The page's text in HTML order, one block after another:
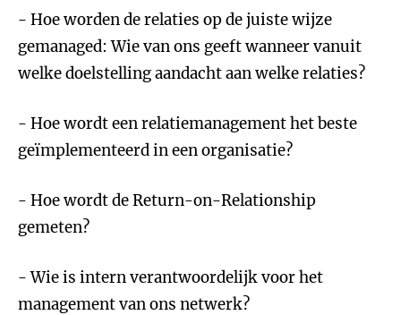
- Hoe worden de relaties op de juiste wijze
gemanaged: Wie van ons geeft wanneer vanuit
welke doelstelling aandacht aan welke relaties?
- Hoe wordt een relatiemanagement het beste
geïmplementeerd in een organisatie?
- Hoe wordt de Return-on-Relationship
gemeten?
- Wie is intern verantwoordelijk voor het
management van ons netwerk?